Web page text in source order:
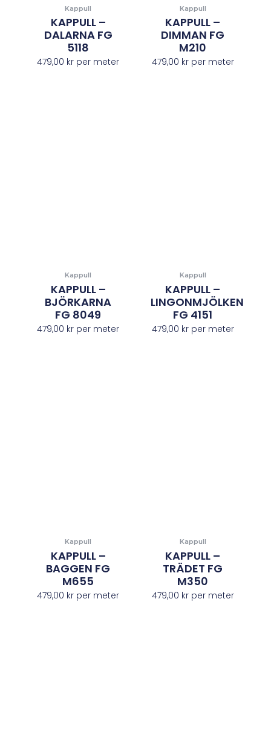
Kappull
KAPPULL –
DALARNA FG
5118
479,00 kr per meter
Kappull
KAPPULL –
DIMMAN FG
M210
479,00 krper meter
Kappull
KAPPULL –
BJÖRKARNA
FG 8049
479,00 kr per meter
Kappull
KAPPULL –
LINGONMJÖLKEN
FG 4151
479,00 krper meter
Kappull
KAPPULL –
BAGGEN FG
M655
479,00 kr per meter
Kappull
KAPPULL –
TRÄDET FG
M350
479,00 krper meter